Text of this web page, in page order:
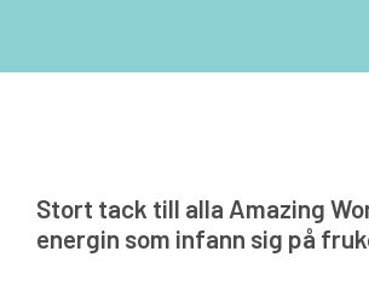
Stort tack till alla Amazing
energin som infann sig på